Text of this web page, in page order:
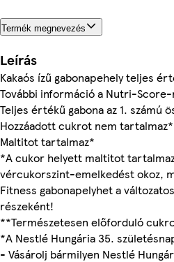
Termék megnevezés
Leírás
Kakaós ízű gabonapehely teljes
További információ a Nutri-
Teljes értékű gabona az 1. számú
Hozzáadott cukrot nem
Maltitot tartalmaz*
*A cukor helyett maltitot
vércukorszint-emelkedést okoz,
Fitness gabonapelyhet a
részeként!
**Természetesen előforduló
*A Nestlé Hungária 35.
- Vásárolj bármilyen Nestlé